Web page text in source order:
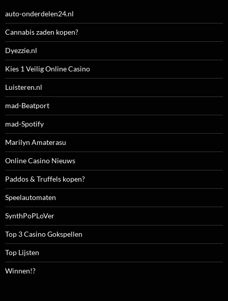
auto-onderdelen24.nl
Cannabis zaden kopen?
Dyezzie.nl
Kies 1 Veilig Online Casino
Luisteren.nl
mad-Beatport
mad-Spotify
Marilyn Amaterasu
Online Casino Nieuws
Paddos & Truffels kopen?
Speelautomaten
SynthPoPLoVer
Top 3 Casino Gokspellen
Top Lijsten
Winnen!?